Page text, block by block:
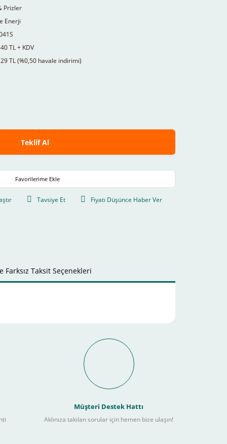
Prizler
Enerji
TL + KDV
TL (%0,50 havale indirimi)
Teklif Al
Tavsiye Et Fiyatı Düşünce Haber Ver
Farksız Taksit Seçenekleri
İmkanı Nasıl
Müşteri Destek Hattı
Aklınıza takılan sorular için hemen bize ulaşın!